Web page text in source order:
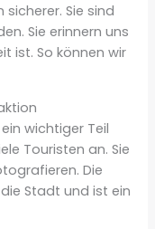
Sie sind
Sie erinnern uns
ist. So können wir
wichtiger Teil
Touristen an. Sie
Die
Stadt und ist ein